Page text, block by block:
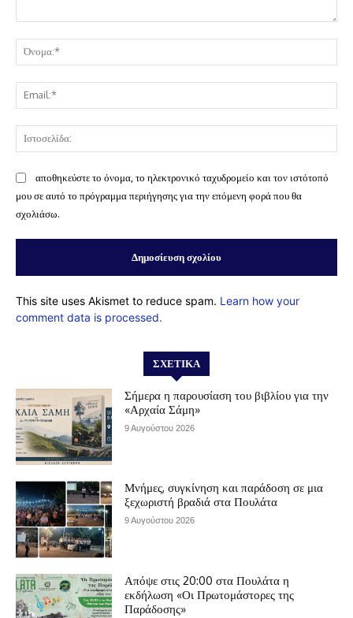
αποθηκεύστε το όνομα, το ηλεκτρονικό ταχυδρομείο και τον ιστότοπό
μου σε αυτό το πρόγραμμα περιήγησης για την επόμενη φορά που θα
σχολιάσω.
This site uses Akismet to reduce spam. Learn how your
comment data is processed.
ΣΧΕΤΙΚΆ
Σήμερα η παρουσίαση του βιβλίου για την
«Αρχαία Σάμη»
9 Αυγούστου 2026
Μνήμες, συγκίνηση και παράδοση σε μια
ξεχωριστή βραδιά στα Πουλάτα
9 Αυγούστου 2026
Απόψε στις 20:00 στα Πουλάτα η
εκδήλωση «Οι Πρωτομάστορες της
Παράδοσης»